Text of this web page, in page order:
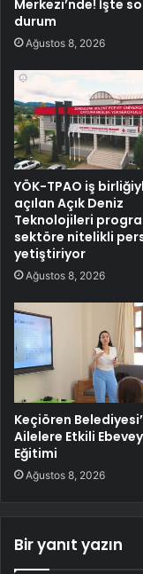
Merkezi’nde! İşte
durum
Ağustos 8, 2026
YÖK-TPAO iş
açılan Açık Deniz
Teknolojileri
sektöre nitelikli
yetiştiriyor
Ağustos 8, 2026
Keçiören
Ailelere Etkili
Eğitimi
Ağustos 8, 2026
Bir yanıt yazın